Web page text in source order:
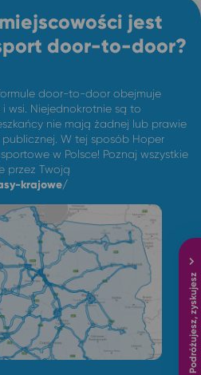
Podróżujesz, zyskujesz
jest
door-to-door?
door-to-door obejmuje
wsi. Niejednokrotnie są to
nie mają żadnej lub prawie
W tej sposób Hoper
w Polsce! Poznaj wszystkie
przez Twoją
krajowe/